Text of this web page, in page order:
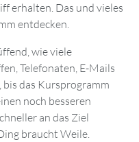
erhalten. Das und vieles
entdecken.
wie viele
Telefonaten, E-Mails
das Kursprogramm
noch besseren
an das Ziel
braucht Weile.